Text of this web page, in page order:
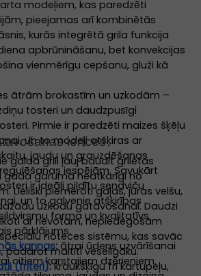
modeļiem, kas paredzēti
pieejamas arī kombinētās
kurās integrētā grila funkcija
apbrūnināšanu, bet konvekcijas
vienmērīgu cepšanu, gluži kā
ātrām brokastīm un uzkodām –
tosteri un daudzpusīgi
Pirmie ir paredzēti maizes šķēļu
un to modeļi atšķiras ar
jaudu un grauzdēšanas
iespējām. Savukārt
ir ideāli pildītu sendviču
un to galvenie atšķirības
forma un kvalitatīvs
pārklājums.
kannas:ātrai ūdens uzvārīšanai
citiem karstajiem dzērieniem.
ierīces
galda grili ļauj baudīt grilētas
gada garumā neatkarīgi no
Lieliski piemēroti gaļas, jūras velšu,
uzkodu gatavošanai. Daudzi
ar rievotām, nepiedegošām
noteces sistēmu, kas savāc
padarot maltīti veselīgāku.
(friteri):kraukšķīgu frī kartupeļu,